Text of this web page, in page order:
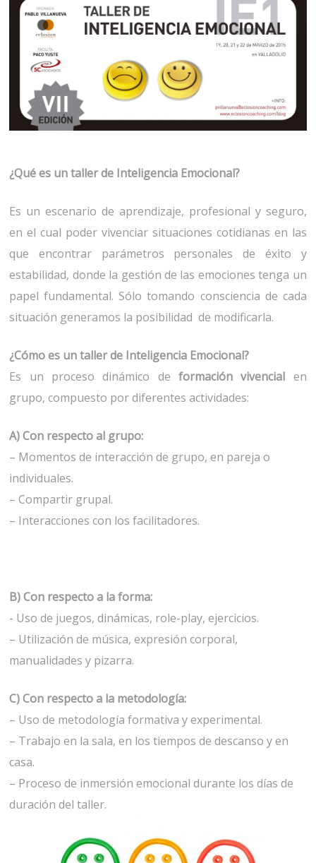
¿Qué es un taller de Inteligencia Emocional?
Es un escenario de aprendizaje, profesional y seguro,
en el cual poder vivenciar situaciones cotidianas en las
que encontrar parámetros personales de éxito y
estabilidad, donde la gestión de las emociones tenga un
papel fundamental. Sólo tomando consciencia de cada
situación generamos la posibilidad de modificarla.
¿Cómo es un taller de Inteligencia Emocional?
Es un proceso dinámico de formación vivencial en
grupo, compuesto por diferentes actividades:
A) Con respecto al grupo:
– Momentos de interacción de grupo, en pareja o
individuales.
– Compartir grupal.
– Interacciones con los facilitadores.
B) Con respecto a la forma:
- Uso de juegos, dinámicas, role-play, ejercicios.
– Utilización de música, expresión corporal,
manualidades y pizarra.
C) Con respecto a la metodología:
– Uso de metodología formativa y experimental.
– Trabajo en la sala, en los tiempos de descanso y en
casa.
– Proceso de inmersión emocional durante los días de
duración del taller.